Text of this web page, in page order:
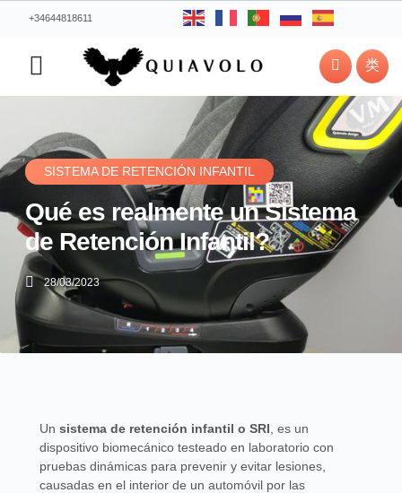
+34644818611
SISTEMA DE RETENCIÓN INFANTIL
Qué es realmente un Sistema
de Retención Infantil?
28/03/2023
Un sistema de retención infantil o SRI , es un
dispositivo biomecánico testeado en laboratorio con
pruebas dinámicas para prevenir y evitar lesiones,
causadas en el interior de un automóvil por las